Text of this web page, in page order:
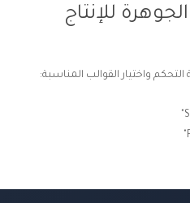
للإنتاج
واختيار القوالب المناسبة: